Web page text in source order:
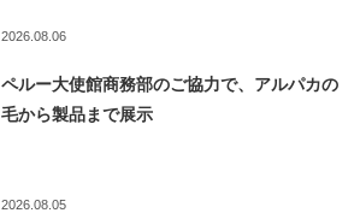
2026.08.06
ペルー大使館商務部のご協力で、アルパカの
毛から製品まで展示
2026.08.05